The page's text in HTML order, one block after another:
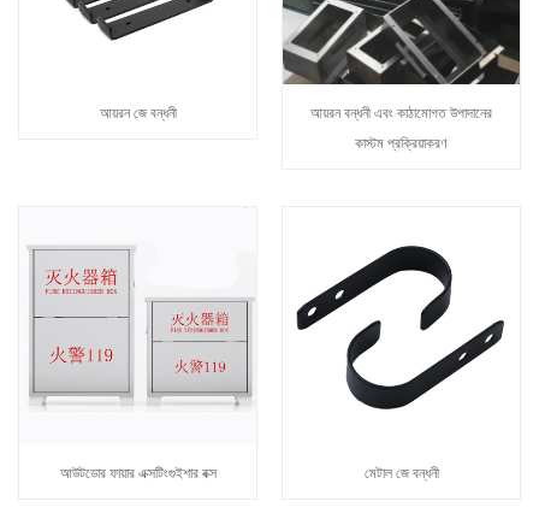
আয়রন জে বন্ধনী
আয়রন বন্ধনী এবং কাঠামোগত উপাদানের
কাস্টম প্রক্রিয়াকরণ
আউটডোর ফায়ার এক্সটিংগুইশার বক্স মেটাল জে বন্ধনী